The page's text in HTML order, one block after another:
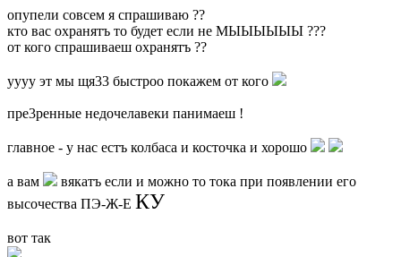
опупели совсем я спрашиваю ??
кто вас охранятъ то будет если не МЫЫЫЫЫЫ ???
от кого спрашиваеш охранятъ ??
уууу эт мы щя33 быстроо покажем от кого
пре3ренные недочелавеки панимаеш !
главное - у нас естъ колбаса и косточка и хорошо
а вам
вякатъ если и можно то тока при появлении его
высочества ПЭ-Ж-Е КУ
вот так